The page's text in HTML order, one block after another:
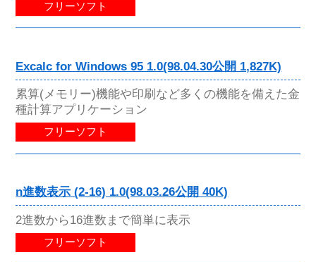
フリーソフト
Excalc for Windows 95 1.0(98.04.30公開 1,827K)
累算(メモリー)機能や印刷など多くの機能を備えた金
種計算アプリケーション
フリーソフト
n進数表示 (2-16) 1.0(98.03.26公開 40K)
2進数から16進数まで簡単に表示
フリーソフト